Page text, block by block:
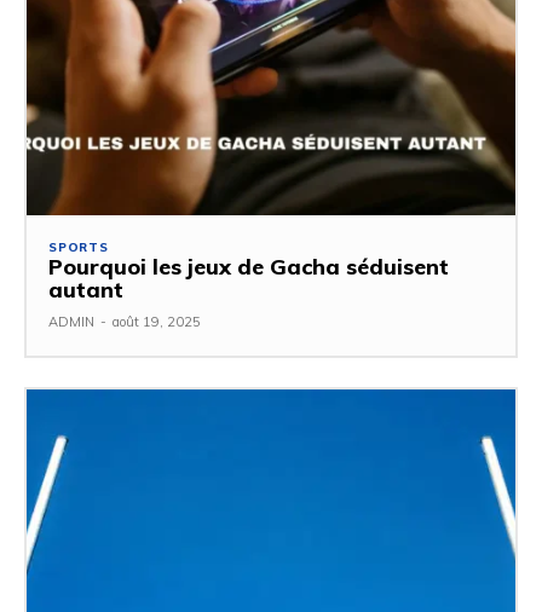
SPORTS
Pourquoi les jeux de Gacha séduisent
autant
ADMIN - août 19, 2025